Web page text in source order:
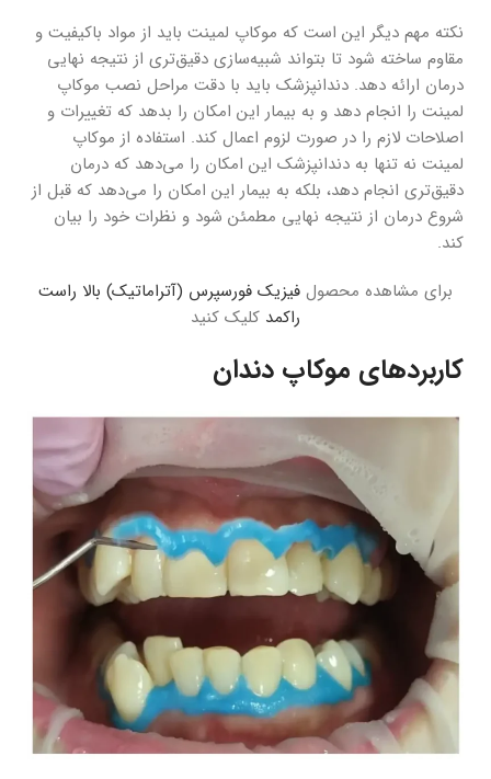
نکته مهم دیگر این است که موکاپ لمینت باید از مواد باکیفیت و
مقاوم ساخته شود تا بتواند شبیه‌سازی دقیق‌تری از نتیجه نهایی
درمان ارائه دهد. دندانپزشک باید با دقت مراحل نصب موکاپ
لمینت را انجام دهد و به بیمار این امکان را بدهد که تغییرات و
اصلاحات لازم را در صورت لزوم اعمال کند. استفاده از موکاپ
لمینت نه تنها به دندانپزشک این امکان را می‌دهد که درمان
دقیق‌تری انجام دهد، بلکه به بیمار این امکان را می‌دهد که قبل از
شروع درمان از نتیجه نهایی مطمئن شود و نظرات خود را بیان
کند.
برای مشاهده محصول فیزیک فورسپرس (آتراماتیک) بالا راست
راکمد کلیک کنید
کاربردهای موکاپ دندان